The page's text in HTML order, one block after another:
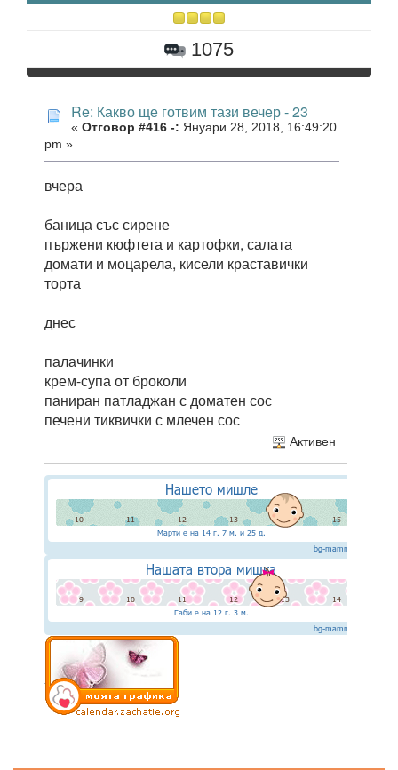
1075
Re: Какво ще готвим тази вечер - 23
« Отговор #416 -: Януари 28, 2018, 16:49:20
pm »
вчера
баница със сирене
пържени кюфтета и картофки, салата
домати и моцарела, кисели краставички
торта
днес
палачинки
крем-супа от броколи
паниран патладжан с доматен сос
печени тиквички с млечен сос
Активен